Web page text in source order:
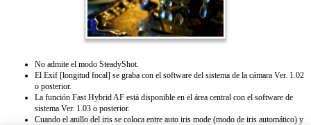
No admite el modo SteadyShot.
El Exif [longitud focal] se graba con el software del sistema de la cámara Ver. 1.02
o posterior.
La función Fast Hybrid AF está disponible en el área central con el software de
sistema Ver. 1.03 o posterior.
Cuando el anillo del iris se coloca entre auto iris mode (modo de iris automático) y